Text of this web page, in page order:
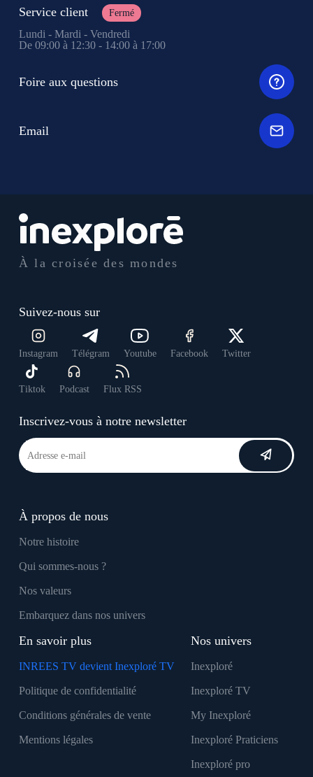
À la croisée des mondes
Suivez-nous sur
Instagram Télégram Youtube Facebook Twitter
Tiktok Podcast Flux RSS
Inscrivez-vous à notre newsletter
À propos de nous
Notre histoire
Qui sommes-nous ?
Nos valeurs
Embarquez dans nos univers
En savoir plus
INREES TV devient Inexploré TV
Politique de confidentialité
Conditions générales de vente
Mentions légales
Nos univers
Inexploré
Inexploré TV
My Inexploré
Inexploré Praticiens
Inexploré pro
Service client Fermé
Lundi - Mardi - Vendredi
De 09:00 à 12:30 - 14:00 à 17:00
Foire aux questions
Email